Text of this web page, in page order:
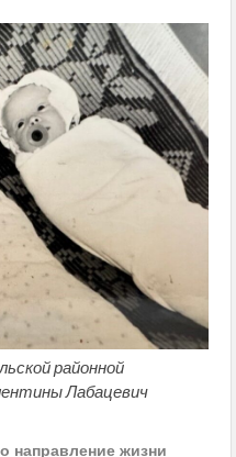
районной
Лабацевич
направление жизни